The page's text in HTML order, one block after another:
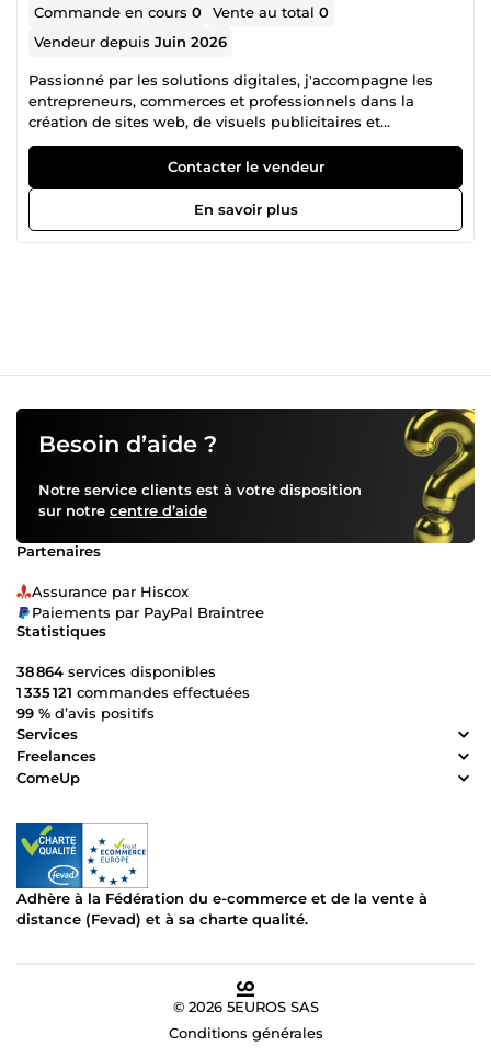
Commande en cours0 Vente au total0
Vendeur depuisJuin 2026
Passionné par les solutions digitales, j'accompagne les
entrepreneurs, commerces et professionnels dans la
création de sites web, de visuels publicitaires et
l'utilisation de l'intelligence artificielle. Je réalise des sites
web modernes, des plateformes de réservation, des
affiches professionnelles, des supports de communication
et des analyses de documents avec synthèse claire et
structurée. Mon objectif est d'apporter des solutions
Contacter le vendeur
En savoir plus
Besoin d’aide ?
Notre service clients est à votre disposition
sur notre centre d’aide
Partenaires
Assurance par Hiscox
Paiements par PayPal Braintree
Statistiques
38 864 services disponibles
1 335 121 commandes effectuées
99 % d’avis positifs
Services
Freelances
ComeUp
Adhère à la Fédération du e-commerce et de la vente à
distance (Fevad) et à sa charte qualité.
© 2026 5EUROS SAS
Conditions générales